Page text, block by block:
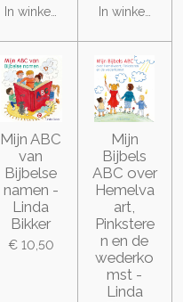
In winkelwagen In
Mijn ABC
van
Bijbelse
namen -
Linda
Bikker
€ 10,50
Mijn
Bijbels
ABC over
Hemelva
art,
Pinkstere
n en de
wederko
mst -
Linda